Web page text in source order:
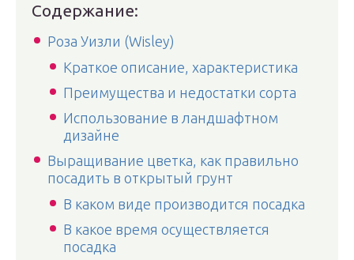
Содержание:
Роза Уизли (Wisley)
Краткое описание, характеристика
Преимущества и недостатки сорта
Использование в ландшафтном
дизайне
Выращивание цветка, как правильно
посадить в открытый грунт
В каком виде производится посадка
В какое время осуществляется
посадка